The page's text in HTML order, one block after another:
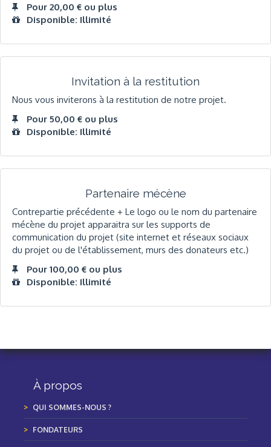
Pour 20,00 € ou plus
Disponible: Illimité
Invitation à la restitution
Nous vous inviterons à la restitution de notre projet.
Pour 50,00 € ou plus
Disponible: Illimité
Partenaire mécène
Contrepartie précédente + Le logo ou le nom du partenaire
mécène du projet apparaitra sur les supports de
communication du projet (site internet et réseaux sociaux
du projet ou de l'établissement, murs des donateurs etc.)
Pour 100,00 € ou plus
Disponible: Illimité
À propos
QUI SOMMES-NOUS ?
FONDATEURS